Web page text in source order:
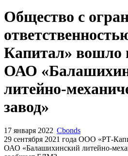
Общество с
Капитал» вошло
ОАО
завод»